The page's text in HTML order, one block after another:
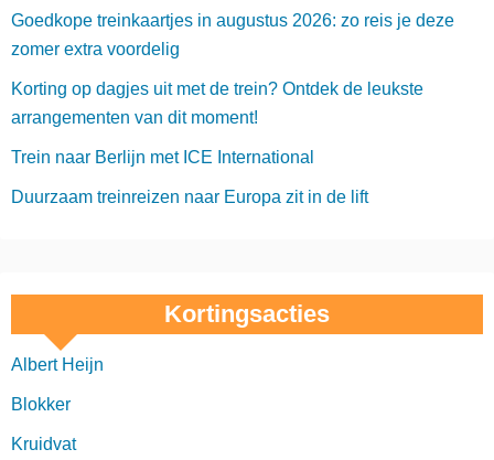
Goedkope treinkaartjes in augustus 2026: zo reis je deze
zomer extra voordelig
Korting op dagjes uit met de trein? Ontdek de leukste
arrangementen van dit moment!
Trein naar Berlijn met ICE International
Duurzaam treinreizen naar Europa zit in de lift
Kortingsacties
Albert Heijn
Blokker
Kruidvat